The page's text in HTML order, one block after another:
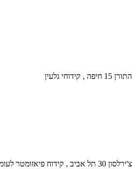
התורן 15 חיפה , קידוחי גלעין
צ'ירלסון 30 תל אביב , קידוח פיאזומטר לעומק 20 מטר